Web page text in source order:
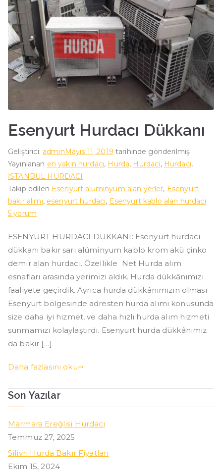
Esenyurt Hurdacı Dükkanı
Geliştirici: admin Mayıs 11, 2019 tarihinde gönderilmiş
Yayınlanan en yakın hurdacı, Hurda, Hurdaci, Hurdacı,
İSTANBUL HURDACI
Takip edilen Esenyurt alüminyum alan yerler, Esenyurt
bakır alımı, esenyurt hurdacı, Esenyurt kablo alan hurdacı
Esenyurt
Dükkanı
için
5 yorum
ESENYURT HURDACI DÜKKANI: Esenyurt hurdacı
dükkanı bakır sarı alüminyum kablo krom akü çinko
demir alan hurdacı. Özellikle Net Hurda alım
esnafları arasında yerimizi aldık. Hurda dükkânımızı
faaliyete geçirdik. Ayrıca hurda dükkânımızın olması
Esenyurt bölgesinde adresten hurda alımı konusunda
size daha iyi hizmet, ve daha hızlı hurda alım hizmeti
sunmamızı kolaylaştırdı. Esenyurt hurda dükkânımız
da bakır […]
Daha fazlasını oku
Son Yazılar
Marmara Ereğlisi Hurdacı
Temmuz 27, 2025
Silivri Hurda Bakır Fiyatları
Ekim 15, 2024